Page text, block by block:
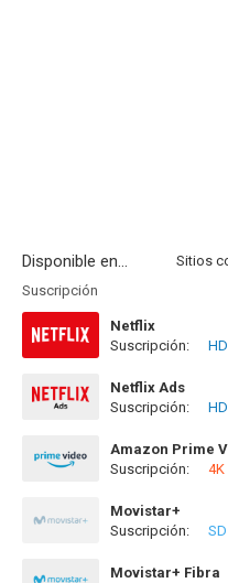
Disponible en...
Suscripción
Netflix
Suscripción:
HD
Netflix Ads
Suscripción:
HD
Amazon Prime
Suscripción: 4K
Movistar+
Próximamente. A
Suscripción: SD
Movistar+ Fibra